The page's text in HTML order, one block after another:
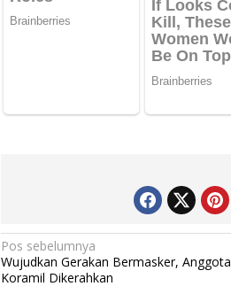
Navigasi
pos
Pos sebelumnya
Wujudkan Gerakan Bermasker, Anggota
Koramil Dikerahkan